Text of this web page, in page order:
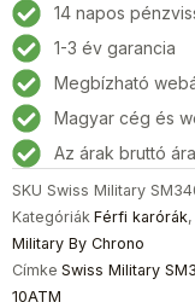
karóra
42mm
10ATM
mennyiség
14 napos
1-3 év garancia
Megbízható
Magyar cég és
Az árak bruttó
SKU Swiss Military
Kategóriák Férfi karórák,
Military By Chrono
Címke Swiss Military
10ATM